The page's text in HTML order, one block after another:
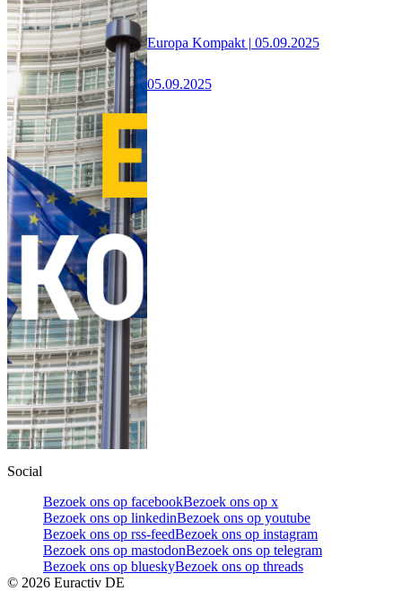
Europa Kompakt | 05.09.2025
05.09.2025
Social
Bezoek ons op facebookBezoek ons op x
Bezoek ons op linkedinBezoek ons op youtube
Bezoek ons op rss-feedBezoek ons op instagram
Bezoek ons op mastodonBezoek ons op telegram
Bezoek ons op blueskyBezoek ons op threads
© 2026 Euractiv DE